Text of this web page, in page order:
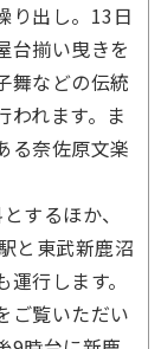
り出し。13日
台揃い曳きを
舞などの伝統
われます。ま
る奈佐原文楽
するほか、
と東武新鹿沼
行します。
ご覧いただい